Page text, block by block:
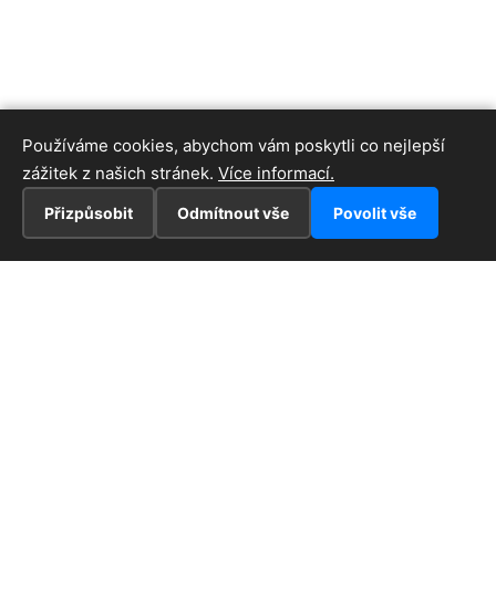
Používáme cookies, abychom vám poskytli co nejlepší
zážitek z našich stránek. Více informací.
Přizpůsobit Odmítnout vše Povolit vše